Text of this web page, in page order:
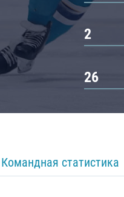
2
26
Командная статистика